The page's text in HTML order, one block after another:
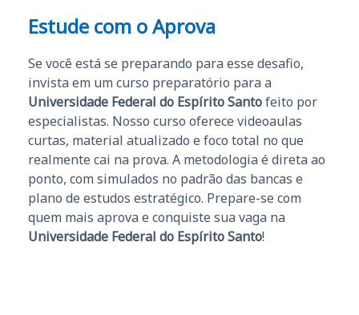
Estude com o Aprova
Se você está se preparando para esse desafio,
invista em um curso preparatório para a
Universidade Federal do Espírito Santofeito por
especialistas. Nosso curso oferece videoaulas
curtas, material atualizado e foco total no que
realmente cai na prova. A metodologia é direta ao
ponto, com simulados no padrão das bancas e
plano de estudos estratégico. Prepare-se com
quem mais aprova e conquiste sua vaga na
Universidade Federal do Espírito Santo!